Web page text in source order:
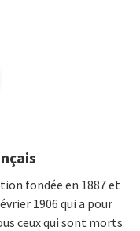
fondée en 1887 et
1906 qui a pour
ceux qui sont morts